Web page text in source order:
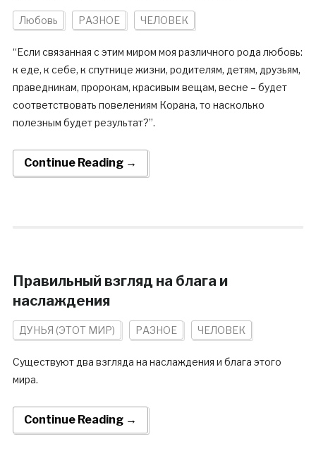
Любовь РАЗНОЕ ЧЕЛОВЕК
“Если связанная с этим миром моя различного рода любовь:
к еде, к себе, к спутнице жизни, родителям, детям, друзьям,
праведникам, пророкам, красивым вещам, весне – будет
соответствовать повелениям Корана, то насколько
полезным будет результат?”.
Continue Reading →
Правильный взгляд на блага и
наслаждения
ДУНЬЯ (ЭТОТ МИР) РАЗНОЕ ЧЕЛОВЕК
Существуют два взгляда на наслаждения и блага этого
мира.
Continue Reading →